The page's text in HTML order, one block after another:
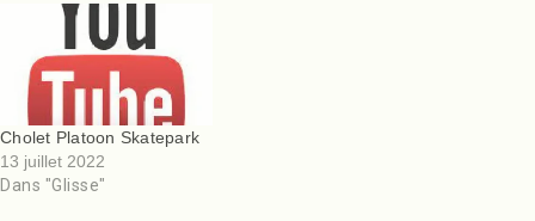
skateparks skatables, ils
ont été sélectionnés. Ne
figure donc pas les
skateparks gabegies qui
ont servi à…
Cholet Platoon Skatepark
13 juillet 2022
Dans "Glisse"